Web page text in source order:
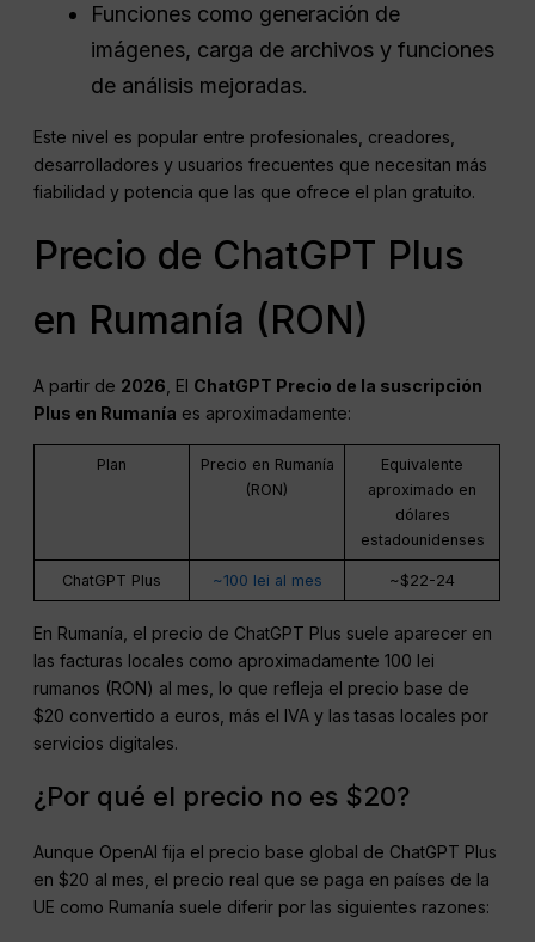
Funciones como generación de
imágenes, carga de archivos y funciones
de análisis mejoradas.
Este nivel es popular entre profesionales, creadores,
desarrolladores y usuarios frecuentes que necesitan más
fiabilidad y potencia que las que ofrece el plan gratuito.
Precio de ChatGPT Plus
en Rumanía (RON)
A partir de 2026 , El ChatGPT Precio de la suscripción
Plus en Rumanía es aproximadamente:
Plan
Precio en Rumanía
(RON)
Equivalente
aproximado en
dólares
estadounidenses
ChatGPT Plus ~100 lei al mes ~$22-24
En Rumanía, el precio de ChatGPT Plus suele aparecer en
las facturas locales como aproximadamente 100 lei
rumanos (RON) al mes, lo que refleja el precio base de
$20 convertido a euros, más el IVA y las tasas locales por
servicios digitales.
¿Por qué el precio no es $20?
Aunque OpenAI fija el precio base global de ChatGPT Plus
en $20 al mes, el precio real que se paga en países de la
UE como Rumanía suele diferir por las siguientes razones: